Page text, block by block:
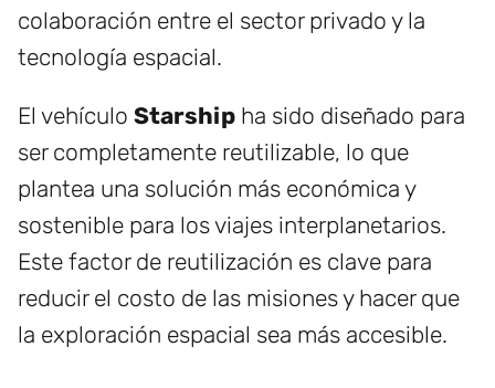
colaboración entre el sector privado y la
tecnología espacial.
El vehículo Starship ha sido diseñado para
ser completamente reutilizable, lo que
plantea una solución más económica y
sostenible para los viajes interplanetarios.
Este factor de reutilización es clave para
reducir el costo de las misiones y hacer que
la exploración espacial sea más accesible.